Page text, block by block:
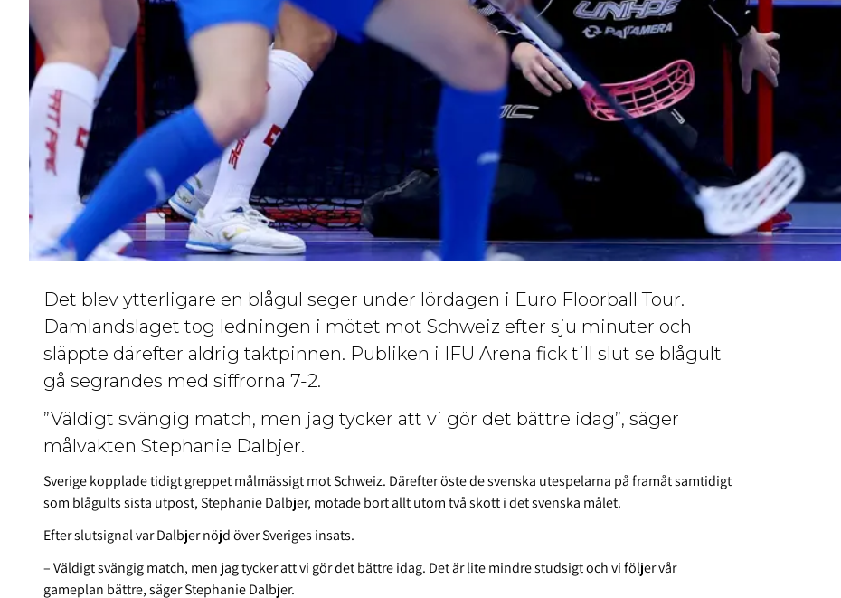
Det blev ytterligare en blågul seger under lördagen i Euro Floorball Tour.
Damlandslaget tog ledningen i mötet mot Schweiz efter sju minuter och
släppte därefter aldrig taktpinnen. Publiken i IFU Arena fick till slut se blågult
gå segrandes med siffrorna 7-2.
”Väldigt svängig match, men jag tycker att vi gör det bättre idag”, säger
målvakten Stephanie Dalbjer.
Sverige kopplade tidigt greppet målmässigt mot Schweiz. Därefter öste de svenska utespelarna på framåt samtidigt
som blågults sista utpost, Stephanie Dalbjer, motade bort allt utom två skott i det svenska målet.
Efter slutsignal var Dalbjer nöjd över Sveriges insats.
– Väldigt svängig match, men jag tycker att vi gör det bättre idag. Det är lite mindre studsigt och vi följer vår
gameplan bättre, säger Stephanie Dalbjer.